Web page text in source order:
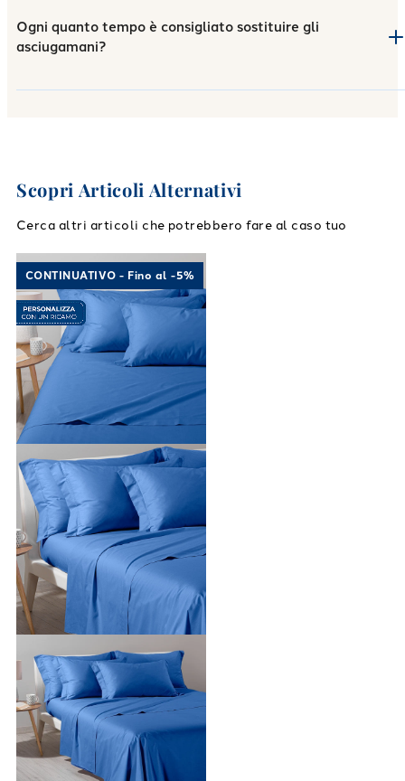
Ogni quanto tempo è consigliato sostituire gli
asciugamani?
Scopri Articoli Alternativi
Cerca altri articoli che potrebbero fare al caso tuo
Link to "Completo Lenzuola Cotone tinta
CONTINUATIVO - Fino al -5%